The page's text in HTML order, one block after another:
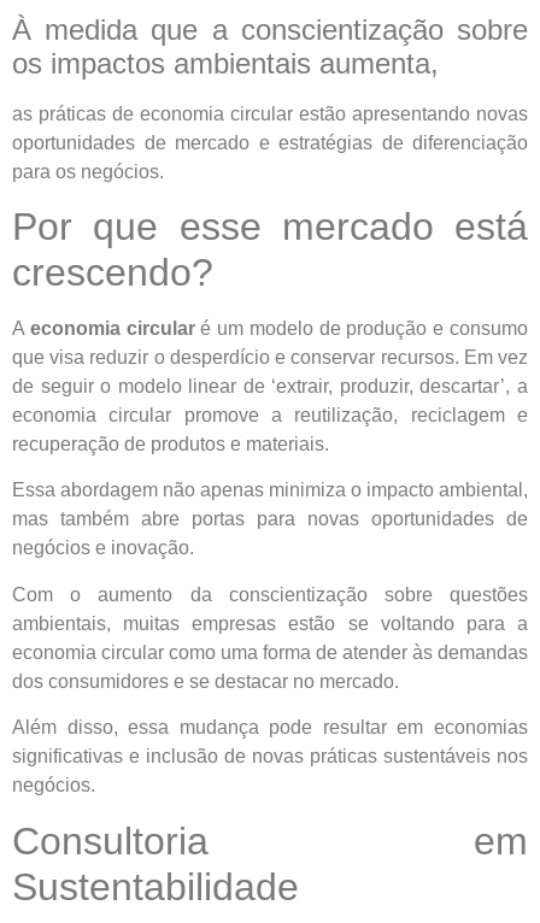
À medida que a conscientização sobre
os impactos ambientais aumenta,
as práticas de economia circular estão apresentando novas
oportunidades de mercado e estratégias de diferenciação
para os negócios.
Por que esse mercado está
crescendo?
A economia circularé um modelo de produção e consumo
que visa reduzir o desperdício e conservar recursos. Em vez
de seguir o modelo linear de ‘extrair, produzir, descartar’, a
economia circular promove a reutilização, reciclagem e
recuperação de produtos e materiais.
Essa abordagem não apenas minimiza o impacto ambiental,
mas também abre portas para novas oportunidades de
negócios e inovação.
Com o aumento da conscientização sobre questões
ambientais, muitas empresas estão se voltando para a
economia circular como uma forma de atender às demandas
dos consumidores e se destacar no mercado.
Além disso, essa mudança pode resultar em economias
significativas e inclusão de novas práticas sustentáveis nos
negócios.
Consultoria em
Sustentabilidade